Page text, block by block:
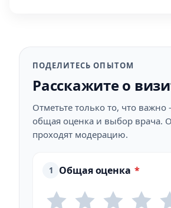
ПОДЕЛИТЕСЬ ОПЫТОМ
Расскажите о
Отметьте только то, что важно
общая оценка и выбор врача.
проходят модерацию.
1 Общая оценка *